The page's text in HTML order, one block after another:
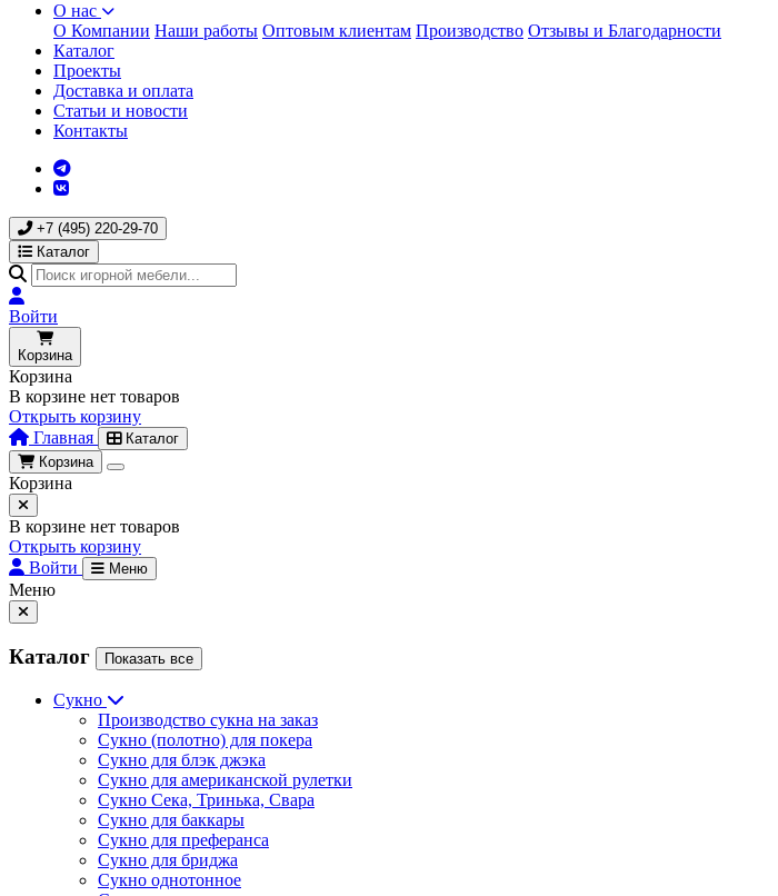
О нас
О Компании Наши работы Оптовым клиентам Производство Отзывы и Благодарности
Каталог
Проекты
Доставка и оплата
Статьи и новости
Контакты
+7 (495) 220-29-70
Каталог
Войти
Корзина
Корзина
В корзине нет товаров
Открыть корзину
Главная
Каталог
Корзина
Корзина
В корзине нет товаров
Открыть корзину
Войти
Меню
Меню
Каталог Показать все
Сукно
Производство сукна на заказ
Сукно (полотно) для покера
Сукно для блэк джэка
Сукно для американской рулетки
Сукно Сека, Тринька, Свара
Сукно для баккары
Сукно для преферанса
Сукно для бриджа
Сукно однотонное